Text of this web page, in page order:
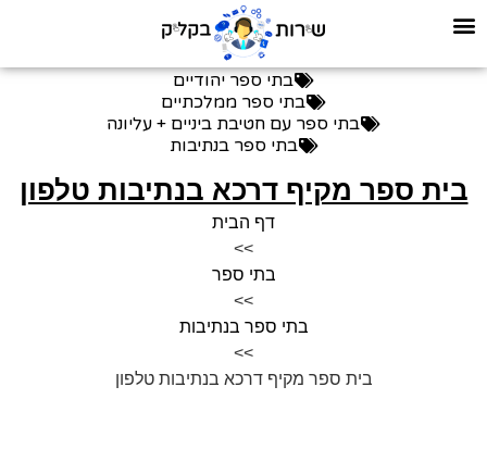
בתי ספר יהודיים
בתי ספר ממלכתיים
בתי ספר עם חטיבת ביניים + עליונה
בתי ספר בנתיבות
בית ספר מקיף דרכא בנתיבות טלפון
דף הבית
>>
בתי ספר
>>
בתי ספר בנתיבות
>>
בית ספר מקיף דרכא בנתיבות טלפון